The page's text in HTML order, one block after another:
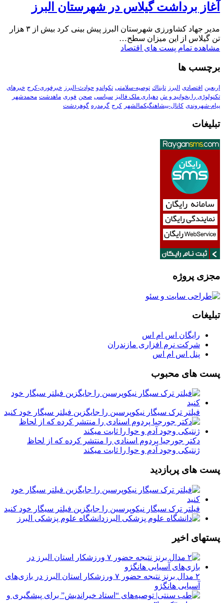
آغاز برداشت گیلاس در شهرستان البرز
مدیر جهاد کشاورزی شهرستان البرز پیش بینی کرد بیش از ۳ هزار
تن گیلاس از این میزان سطح…
مشاهده تمام پست های اقتصاد
برچسب ها
اربعین اقتصادی البرز تابناك توصیه-سلامتی تکواندو حوادث-البرز خبرفوری-کرج خبرهای
تکنولوڑی را بخوانید و ش دهیاری ملک فالیز سیاسی صحن فوری ماهدشت محمدشهر
پیام-شهروندی کانال-پیشاهنگیکمالشهر کرج گرمدره گوهردشت
تبلیغات
مجزی پروژه
تبلیغات
رایگان اس ام اس
شرکت نرم افزاری مازندران
پنل اس ام اس
پست های محبوب
فیلتر ترک سیگار نیکوپرسین را جایگزین فیلتر سیگار خود کنید
دکتر جورجیا پردوم اسنادی را منتشر کرده که از لحاظ
ژنتیکی وجود آدم و حوا را ثابت میکند
پست های پربازدید
فیلتر ترک سیگار نیکوپرسین را جایگزین فیلتر سیگار خود کنید
دانشگاه علوم پزشکی البرز
پستهای اخیر
۲ مدال برنز نتیجه حضور ۷ ورزشکار استان البرز در بازی‌های
آسیایی هانگژو